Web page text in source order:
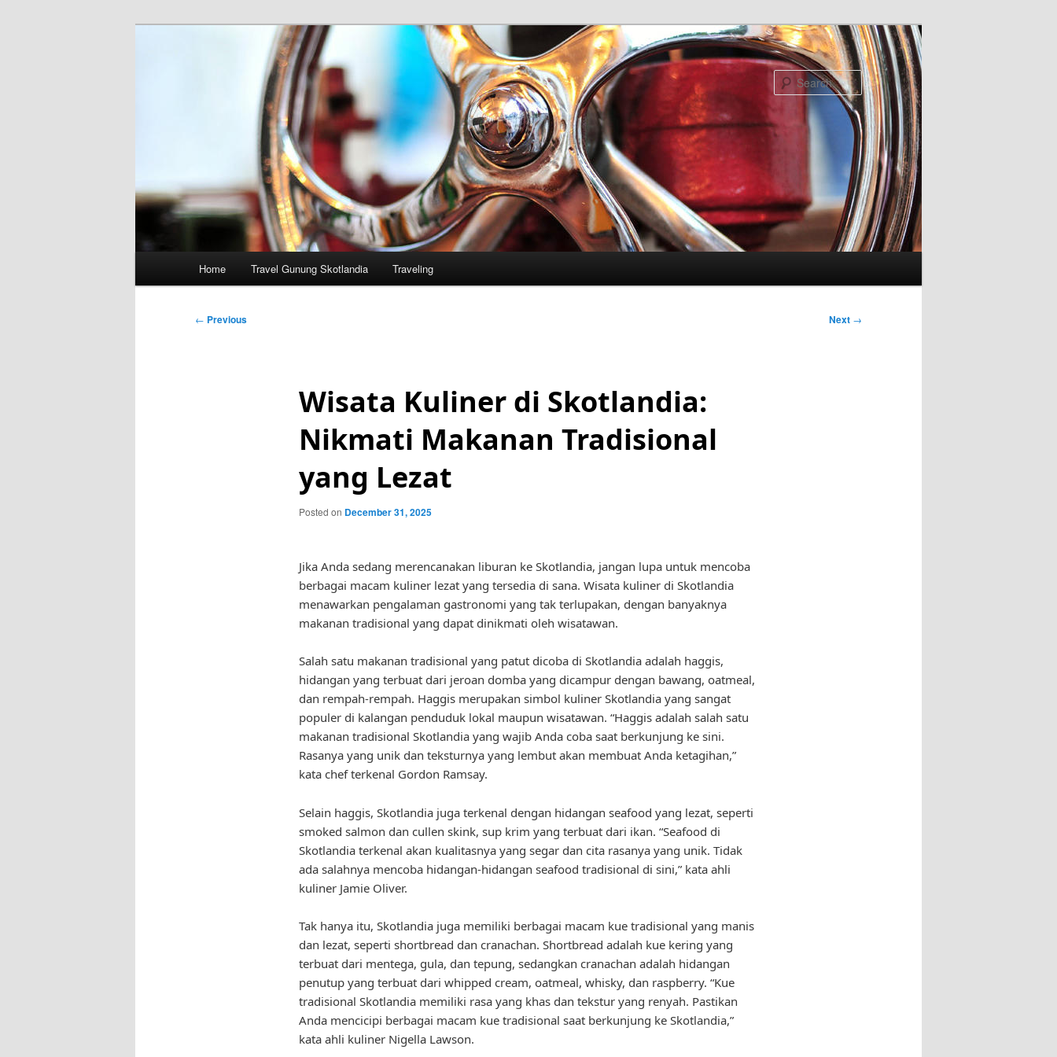
Search
Home Travel Gunung Skotlandia Traveling
Post
← Previous Next →
Wisata Kuliner di Skotlandia:
Nikmati Makanan Tradisional
yang Lezat
Posted on December 31, 2025
Jika Anda sedang merencanakan liburan ke Skotlandia, jangan lupa untuk mencoba
berbagai macam kuliner lezat yang tersedia di sana. Wisata kuliner di Skotlandia
menawarkan pengalaman gastronomi yang tak terlupakan, dengan banyaknya
makanan tradisional yang dapat dinikmati oleh wisatawan.
Salah satu makanan tradisional yang patut dicoba di Skotlandia adalah haggis,
hidangan yang terbuat dari jeroan domba yang dicampur dengan bawang, oatmeal,
dan rempah-rempah. Haggis merupakan simbol kuliner Skotlandia yang sangat
populer di kalangan penduduk lokal maupun wisatawan. “Haggis adalah salah satu
makanan tradisional Skotlandia yang wajib Anda coba saat berkunjung ke sini.
Rasanya yang unik dan teksturnya yang lembut akan membuat Anda ketagihan,”
kata chef terkenal Gordon Ramsay.
Selain haggis, Skotlandia juga terkenal dengan hidangan seafood yang lezat, seperti
smoked salmon dan cullen skink, sup krim yang terbuat dari ikan. “Seafood di
Skotlandia terkenal akan kualitasnya yang segar dan cita rasanya yang unik. Tidak
ada salahnya mencoba hidangan-hidangan seafood tradisional di sini,” kata ahli
kuliner Jamie Oliver.
Tak hanya itu, Skotlandia juga memiliki berbagai macam kue tradisional yang manis
dan lezat, seperti shortbread dan cranachan. Shortbread adalah kue kering yang
terbuat dari mentega, gula, dan tepung, sedangkan cranachan adalah hidangan
penutup yang terbuat dari whipped cream, oatmeal, whisky, dan raspberry. “Kue
tradisional Skotlandia memiliki rasa yang khas dan tekstur yang renyah. Pastikan
Anda mencicipi berbagai macam kue tradisional saat berkunjung ke Skotlandia,”
kata ahli kuliner Nigella Lawson.